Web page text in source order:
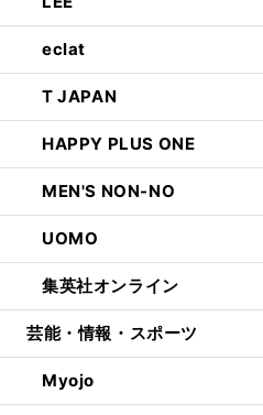
eclat
T JAPAN
HAPPY PLUS ONE
MEN'S NON-NO
UOMO
集英社オンライン
芸能・情報・スポーツ
Myojo